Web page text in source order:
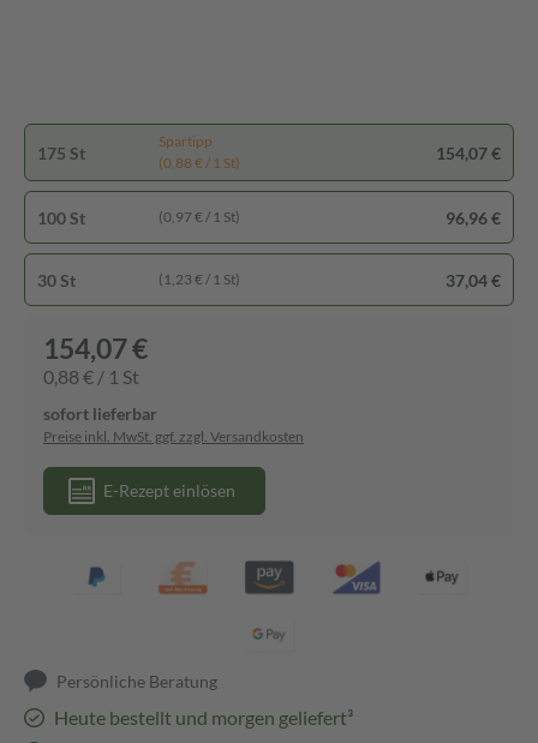
175 St
Spartipp
(0,88 € / 1 St)
154,07 €
100 St (0,97 € / 1 St) 96,96 €
30 St (1,23 € / 1 St) 37,04 €
154,07 €
0,88 € / 1 St
sofort lieferbar
Preise inkl. MwSt. ggf. zzgl. Versandkosten
E-Rezept einlösen
Persönliche Beratung
Heute bestellt und morgen geliefert³